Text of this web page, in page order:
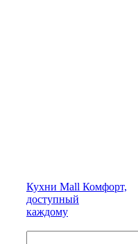
Кухни Mall Комфорт,
доступный
каждому